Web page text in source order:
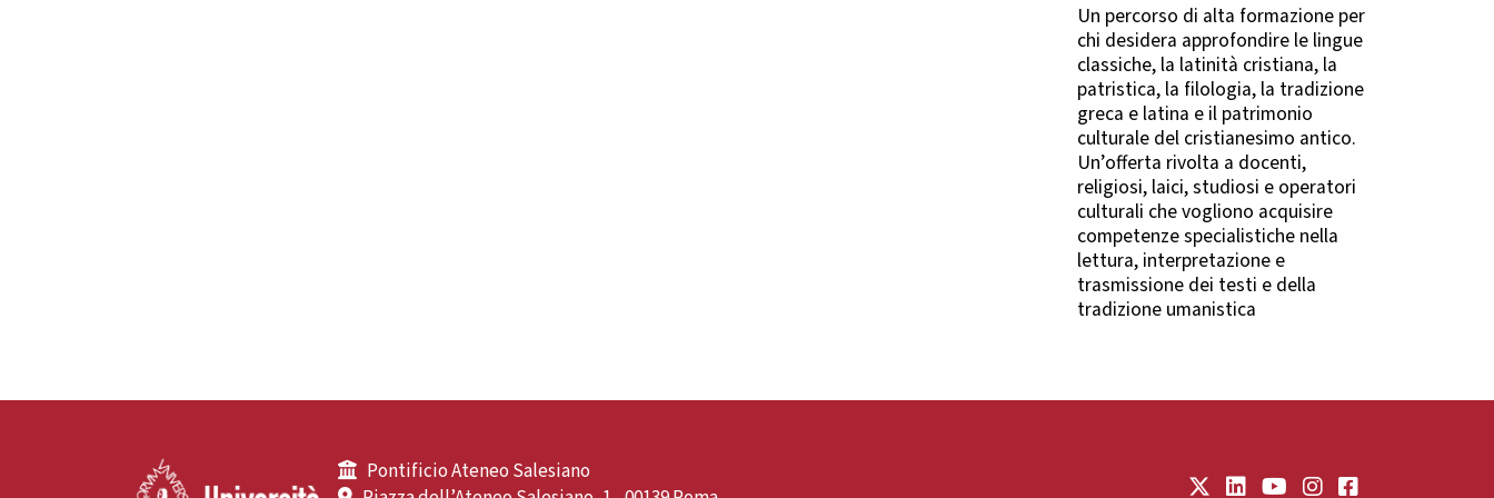
Un percorso di alta formazione per
chi desidera approfondire le lingue
classiche, la latinità cristiana, la
patristica, la filologia, la tradizione
greca e latina e il patrimonio
culturale del cristianesimo antico.
Un’offerta rivolta a docenti,
religiosi, laici, studiosi e operatori
culturali che vogliono acquisire
competenze specialistiche nella
lettura, interpretazione e
trasmissione dei testi e della
tradizione umanistica
Pontificio Ateneo Salesiano